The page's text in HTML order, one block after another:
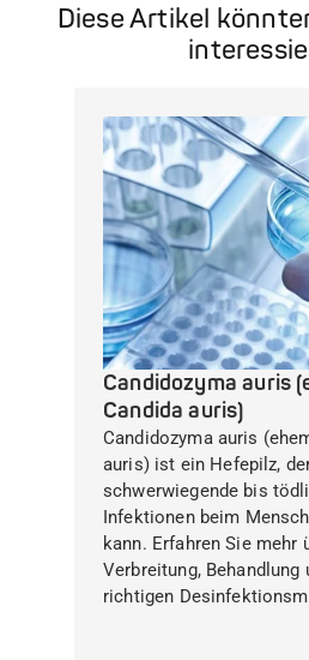
Diese Artikel
Candidozyma auris
Candida auris)
Candidozyma auris
auris) ist ein Hefepilz,
schwerwiegende bis
Infektionen beim
kann. Erfahren Sie mehr
Verbreitung, Behandlung
richtigen